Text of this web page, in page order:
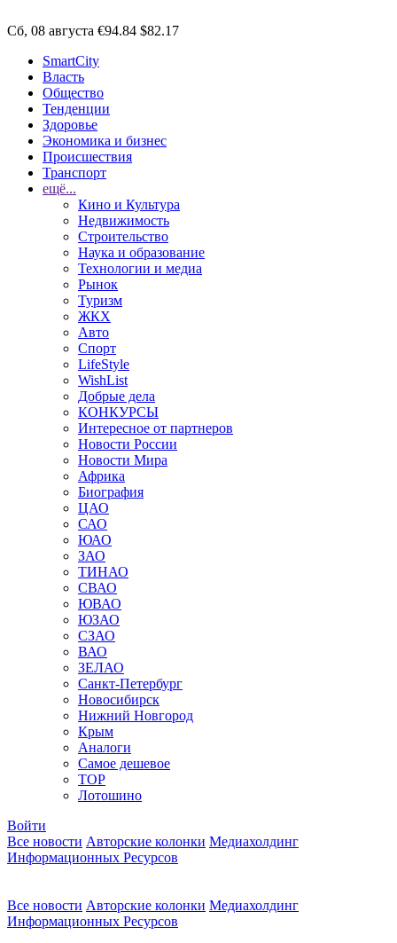
Сб, 08 августа €94.84 $82.17
SmartCity
Власть
Общество
Тенденции
Здоровье
Экономика и бизнес
Происшествия
Транспорт
ещё...
Кино и Культура
Недвижимость
Строительство
Наука и образование
Технологии и медиа
Рынок
Туризм
ЖКХ
Авто
Спорт
LifeStyle
WishList
Добрые дела
КОНКУРСЫ
Интересное от партнеров
Новости России
Новости Мира
Африка
Биография
ЦАО
САО
ЮАО
ЗАО
ТИНАО
СВАО
ЮВАО
ЮЗАО
СЗАО
ВАО
ЗЕЛАО
Санкт-Петербург
Новосибирск
Нижний Новгород
Крым
Аналоги
Самое дешевое
TOP
Лотошино
Войти
Все новости Авторские колонки Медиахолдинг
Информационных Ресурсов
Все новости Авторские колонки Медиахолдинг
Информационных Ресурсов